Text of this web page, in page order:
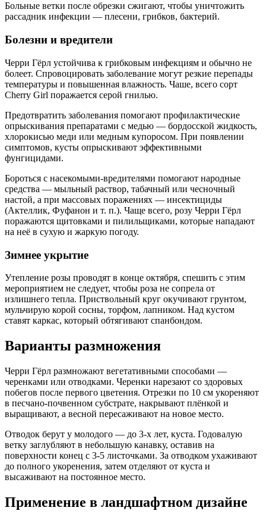
Больные ветки после обрезки сжигают, чтобы уничтожить
рассадник инфекции — плесени, грибков, бактерий.
Болезни и вредители
Черри Гёрл устойчива к грибковым инфекциям и обычно не
болеет. Спровоцировать заболевание могут резкие перепады
температуры и повышенная влажность. Чаше, всего сорт
Cherry Girl поражается серой гнилью.
Предотвратить заболевания помогают профилактические
опрыскивания препаратами с медью — бордосской жидкость,
хлорокисью меди или медным купоросом. При появлении
симптомов, кусты опрыскивают эффективными
фунгицидами.
Бороться с насекомыми-вредителями помогают народные
средства — мыльный раствор, табачный или чесночный
настой, а при массовых поражениях — инсектициды
(Актеллик, Фуфанон и т. п.). Чаще всего, розу Черри Гёрл
поражаются щитовками и пилильщиками, которые нападают
на неё в сухую и жаркую погоду.
Зимнее укрытие
Утепление розы проводят в конце октября, спешить с этим
мероприятием не следует, чтобы роза не сопрела от
излишнего тепла. Приствольный круг окучивают грунтом,
мульчирую корой сосны, торфом, лапником. Над кустом
ставят каркас, который обтягивают спанбондом.
Варианты размножения
Черри Гёрл размножают вегетативными способами —
черенками или отводками. Черенки нарезают со здоровых
побегов после первого цветения. Отрезки по 10 см укореняют
в песчано-почвенном субстрате, накрывают плёнкой и
выращивают, а весной пересаживают на новое место.
Отводок берут у молодого — до 3-х лет, куста. Годовалую
ветку заглубляют в небольшую канавку, оставив на
поверхности конец с 3-5 листочками. За отводком ухаживают
до полного укоренения, затем отделяют от куста и
высаживают на постоянное место.
Применение в ландшафтном дизайне